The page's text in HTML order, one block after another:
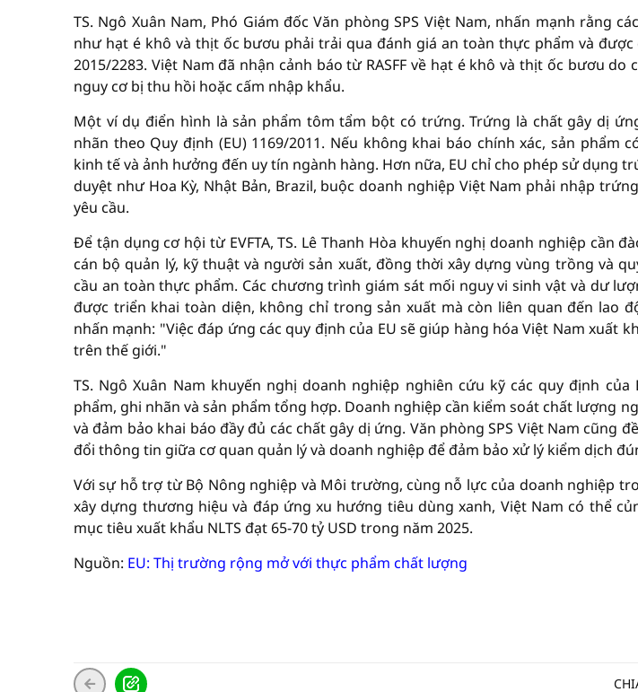
TS. Ngô Xuân Nam, Phó Giám đốc Văn phòng SPS Việt Nam, nhấn mạnh rằng
như hạt é khô và thịt ốc bươu phải trải qua đánh giá an toàn thực phẩm và được
2015/2283. Việt Nam đã nhận cảnh báo từ RASFF về hạt é khô và thịt ốc bươu do
nguy cơ bị thu hồi hoặc cấm nhập khẩu.
Một ví dụ điển hình là sản phẩm tôm tẩm bột có trứng. Trứng là chất gây dị
nhãn theo Quy định (EU) 1169/2011. Nếu không khai báo chính xác, sản phẩm
kinh tế và ảnh hưởng đến uy tín ngành hàng. Hơn nữa, EU chỉ cho phép sử dụng
duyệt như Hoa Kỳ, Nhật Bản, Brazil, buộc doanh nghiệp Việt Nam phải nhập
yêu cầu.
Để tận dụng cơ hội từ EVFTA, TS. Lê Thanh Hòa khuyến nghị doanh nghiệp cần
cán bộ quản lý, kỹ thuật và người sản xuất, đồng thời xây dựng vùng trồng và
cầu an toàn thực phẩm. Các chương trình giám sát mối nguy vi sinh vật và dư
được triển khai toàn diện, không chỉ trong sản xuất mà còn liên quan đến lao
nhấn mạnh: "Việc đáp ứng các quy định của EU sẽ giúp hàng hóa Việt Nam xuất
trên thế giới."
TS. Ngô Xuân Nam khuyến nghị doanh nghiệp nghiên cứu kỹ các quy định
phẩm, ghi nhãn và sản phẩm tổng hợp. Doanh nghiệp cần kiểm soát chất lượng
và đảm bảo khai báo đầy đủ các chất gây dị ứng. Văn phòng SPS Việt Nam cũng
đổi thông tin giữa cơ quan quản lý và doanh nghiệp để đảm bảo xử lý kiểm dịch
Với sự hỗ trợ từ Bộ Nông nghiệp và Môi trường, cùng nỗ lực của doanh nghiệp
xây dựng thương hiệu và đáp ứng xu hướng tiêu dùng xanh, Việt Nam có thể
mục tiêu xuất khẩu NLTS đạt 65-70 tỷ USD trong năm 2025.
Nguồn: EU: Thị trường rộng mở với thực phẩm chất lượng